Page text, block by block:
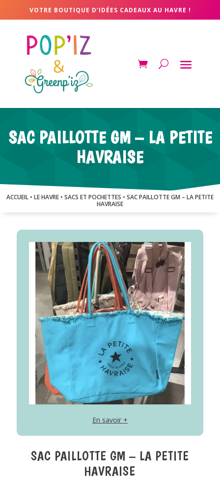
VOTRE BOUTIQUE D’IDÉES CADEAUX AU HAVRE !
SAC PAILLOTTE GM – LA PETITE
HAVRAISE
ACCUEIL • LE HAVRE • SACS ET POCHETTES • SAC PAILLOTTE GM – LA PETITE
HAVRAISE
En savoir +
SAC PAILLOTTE GM – LA PETITE
HAVRAISE